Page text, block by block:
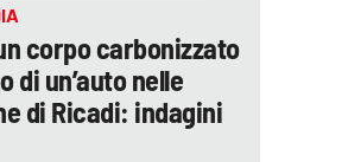
corpo carbonizzato
di un’auto nelle
di Ricadi: indagini